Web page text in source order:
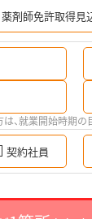
薬剤師免許取得見
、就業開始時期
契約社員